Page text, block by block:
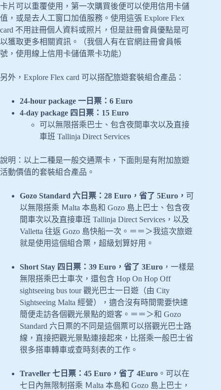
卡片可以重覆使用，第一次購買後便可以使用信用卡儲
值，或是去人工窗口加值服務。使用這張 Explore Flex
card 不用註冊個人資料或照片，但是註冊會員優點是可
以獲取更多相關資訊。（我個人有在官網註冊會員帳
號，使用線上信用卡儲值票卡功能）
另外，Explore Flex card 可以搭配旅遊套裝組合產品：
24-hour package 一日票：6 Euro
4-day package 四日票：15 Euro
可以無限搭乘巴士、包含夜間車次以及直接
車班 Tallinja Direct Services
說明：以上二種是一般交通票卡，下面則是有附加旅遊
活動價值的套裝組合產品。
Gozo Standard 六日票：28 Euro，省了 5Euro， 可
以無限搭乘 Ｍalta 本島和 Gozo 島上巴士、包含夜
間車次以及直接車班 Tallinja Direct Services，以及
Valletta 往返 Gozo 島快船一次。＝＝＞我這次旅遊
就是使用這個組合票，超級划算好用。
Short Stay 四日票：39 Euro，省了 3Euro ，一樣是
無限搭乘巴士車次，還包含 Hop On Hop Off
sightseeing bus tour 觀光巴士一日遊（由 City
Sightseeing Malta 經營），適合沒有時間需要快速
簡便走訪各個觀光景點的遊客。＝＝＞和 Gozo
Standard 六日票的不同是這個票可以搭觀光巴士路
線，直接把觀光景點連接起來，比搭乘一般巴士省
很多搭車轉車或查時刻表的工作。
Traveller 七日票：45 Euro，省了 4Euro 。可以在
七日內無限制搭乘 Ｍalta 本島和 Gozo 島上巴士，